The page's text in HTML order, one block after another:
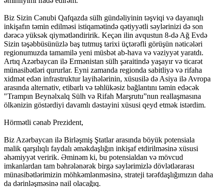
Biz Sizin Cənubi Qafqazda sülh gündəliyinin təşviqi və dayanıqlı
inkişafın təmin edilməsi istiqamətində qətiyyətli səylərinizi də son
dərəcə yüksək qiymətləndiririk. Keçən ilin avqustun 8-də Ağ Evdə
Sizin təşəbbüsünüzlə baş tutmuş tarixi üçtərəfli görüşün nəticələri
regionumuzda tamamilə yeni müsbət ab-hava və vəziyyət yaratdı.
Artıq Azərbaycan ilə Ermənistan sülh şəraitində yaşayır və ticarət
münasibətləri qururlar. Eyni zamanda regionda sabitliyə və rifaha
xidmət edən infrastruktur layihələrinin, xüsusilə də Asiya ilə Avropa
arasında alternativ, etibarlı və təhlükəsiz bağlantını təmin edəcək
"Trampın Beynəlxalq Sülh və Rifah Marşrutu”nun reallaşmasına
ölkənizin göstərdiyi davamlı dəstəyini xüsusi qeyd etmək istərdim.
Hörmətli cənab Prezident,
Biz Azərbaycan ilə Birləşmiş Ştatlar arasında böyük potensiala
malik qarşılıqlı faydalı əməkdaşlığın inkişaf etdirilməsinə xüsusi
əhəmiyyət veririk. Əminəm ki, bu potensialdan və mövcud
imkanlardan tam bəhrələnərək birgə səylərimizlə dövlətlərarası
münasibətlərimizin möhkəmlənməsinə, strateji tərəfdaşlığımızın daha
da dərinləşməsinə nail olacağıq.